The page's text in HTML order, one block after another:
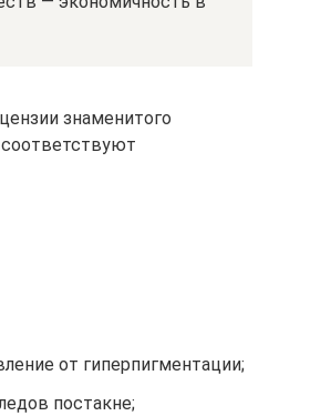
знаменитого
соответствуют
от гиперпигментации;
постакне;